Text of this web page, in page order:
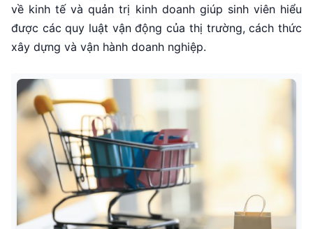
về kinh tế và quản trị kinh doanh giúp sinh viên hiểu
được các quy luật vận động của thị trường, cách thức
xây dựng và vận hành doanh nghiệp.